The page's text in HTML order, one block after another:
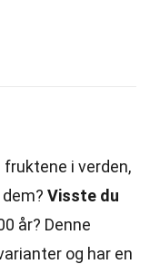
i verden,
Visste du
år? Denne
og har en